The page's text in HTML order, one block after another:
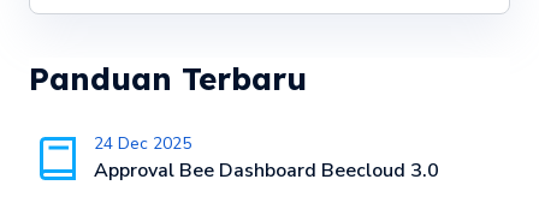
Panduan Terbaru
24 Dec 2025
Approval Bee Dashboard Beecloud 3.0